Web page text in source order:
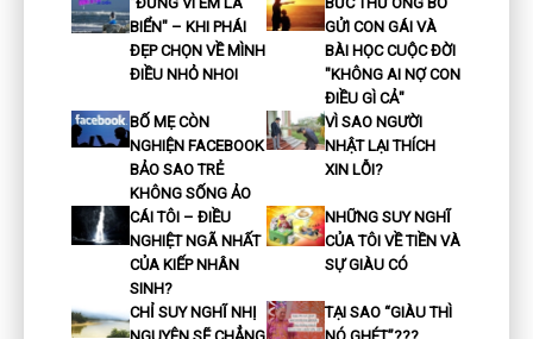
BIỂN" – KHI PHÁI
ĐẸP CHỌN VỀ MÌNH
ĐIỀU NHỎ NHOI
GỬI CON GÁI VÀ
BÀI HỌC CUỘC ĐỜI
"KHÔNG AI NỢ CON
ĐIỀU GÌ CẢ"
BỐ MẸ CÒN
NGHIỆN FACEBOOK
BẢO SAO TRẺ
KHÔNG SỐNG ẢO
VÌ SAO NGƯỜI
NHẬT LẠI THÍCH
XIN LỖI?
CÁI TÔI – ĐIỀU
NGHIỆT NGÃ NHẤT
CỦA KIẾP NHÂN
SINH?
NHỮNG SUY NGHĨ
CỦA TÔI VỀ TIỀN VÀ
SỰ GIÀU CÓ
CHỈ SUY NGHĨ NHỊ
TẠI SAO “GIÀU THÌ